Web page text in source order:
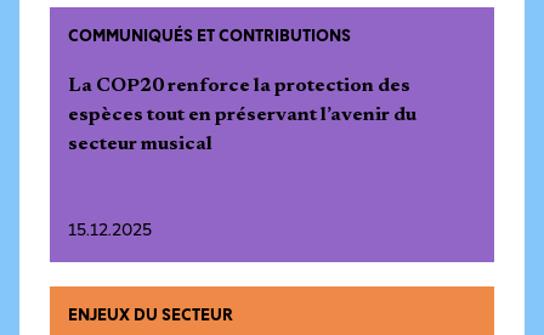
COMMUNIQUÉS ET CONTRIBUTIONS
La COP20 renforce la protection des
espèces tout en préservant l’avenir du
secteur musical
15.12.2025
ENJEUX DU SECTEUR